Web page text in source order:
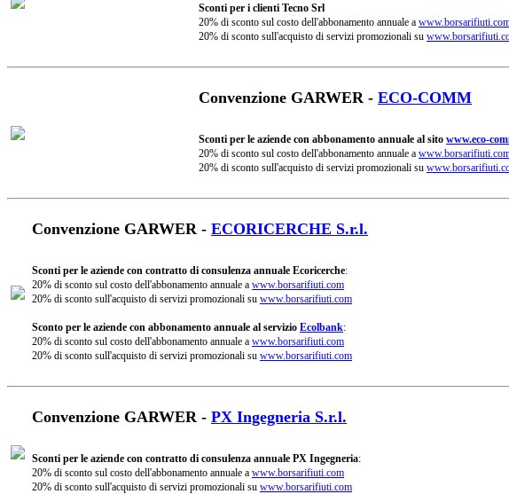
Sconti per i clienti Tecno Srl
20% di sconto sul costo dell'abbonamento annuale a
20% di sconto sull'acquisto di servizi promozionali su
Convenzione GARWER - ECO-COMM
Sconti per le aziende con abbonamento annuale al sito www.eco-
20% di sconto sul costo dell'abbonamento annuale a
20% di sconto sull'acquisto di servizi promozionali su
Convenzione GARWER - ECORICERCHE S.r.l.
Sconti per le aziende con contratto di consulenza annuale Ecoricerche:
20% di sconto sul costo dell'abbonamento annuale a www.borsarifiuti.com
20% di sconto sull'acquisto di servizi promozionali su www.borsarifiuti.com
Sconto per le aziende con abbonamento annuale al servizio Ecolbank:
20% di sconto sul costo dell'abbonamento annuale a www.borsarifiuti.com
20% di sconto sull'acquisto di servizi promozionali su www.borsarifiuti.com
Convenzione GARWER - PX Ingegneria S.r.l.
Sconti per le aziende con contratto di consulenza annuale PX Ingegneria:
20% di sconto sul costo dell'abbonamento annuale a www.borsarifiuti.com
20% di sconto sull'acquisto di servizi promozionali su www.borsarifiuti.com